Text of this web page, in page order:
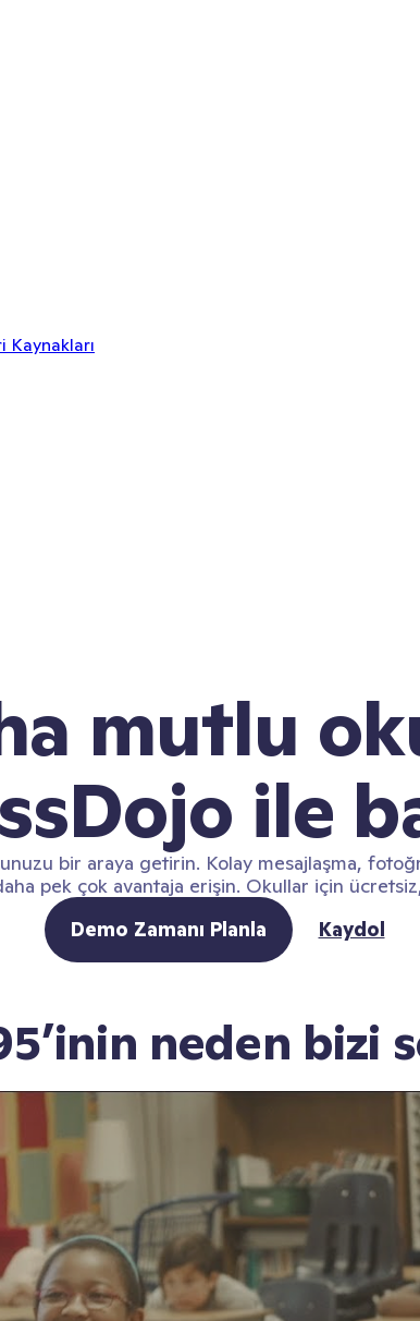
Kaynakları
mutlu
ile
bir araya getirin. Kolay mesajlaşma,
pek çok avantaja erişin. Okullar için
Demo Zamanı Planla
Kaydol
neden bizi